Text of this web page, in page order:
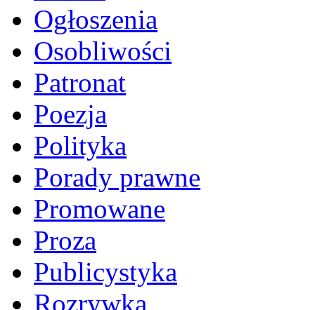
Ogłoszenia
Osobliwości
Patronat
Poezja
Polityka
Porady prawne
Promowane
Proza
Publicystyka
Rozrywka